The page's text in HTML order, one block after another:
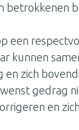
betrokkenen
een
kunnen
en zich
gedrag
en